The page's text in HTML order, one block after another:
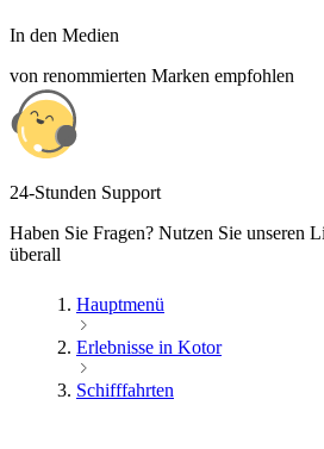
In den Medien
von renommierten Marken empfohlen
24-Stunden Support
Haben Sie Fragen? Nutzen Sie unseren
überall
Hauptmenü
Erlebnisse in Kotor
Schifffahrten